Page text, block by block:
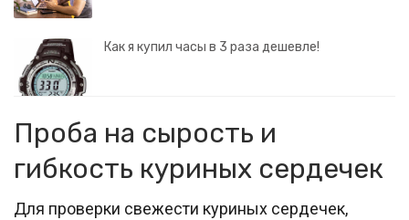
Как я купил часы в 3 раза дешевле!
Проба на сырость и
гибкость куриных сердечек
Для проверки свежести куриных сердечек,